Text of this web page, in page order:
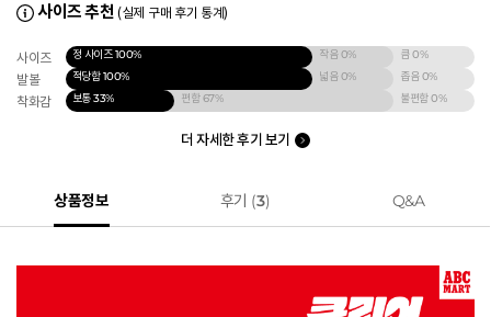
사이즈 추천 (실제 구매 후기 통계)
사이즈 정 사이즈100% 작음0% 큼0%
발볼 적당함100% 넓음0% 좁음0%
착화감 보통33% 편함67% 불편함0%
더 자세한 후기 보기
상품정보 후기 (3) Q&A